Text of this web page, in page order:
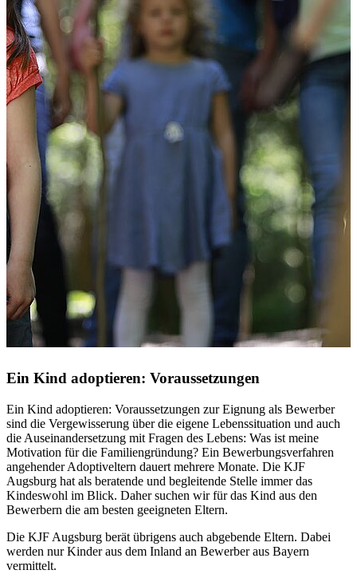
Ein Kind adoptieren: Voraussetzungen
Ein Kind adoptieren: Voraussetzungen zur Eignung als Bewerber
sind die Vergewisserung über die eigene Lebenssituation und auch
die Auseinandersetzung mit Fragen des Lebens: Was ist meine
Motivation für die Familiengründung? Ein Bewerbungsverfahren
angehender Adoptiveltern dauert mehrere Monate. Die KJF
Augsburg hat als beratende und begleitende Stelle immer das
Kindeswohl im Blick. Daher suchen wir für das Kind aus den
Bewerbern die am besten geeigneten Eltern.
Die KJF Augsburg berät übrigens auch abgebende Eltern. Dabei
werden nur Kinder aus dem Inland an Bewerber aus Bayern
vermittelt.